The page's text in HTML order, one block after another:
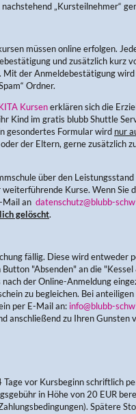
„Kursteilnehmer“
müssen online erfolgen.
und zusätzlich kurz
der Anmeldebestätigung
Ordner.
Kursenerklären sich die
Kind im gratis blubb Shuttle
gesondertes Formular wird nur
der Eltern, gerne zusätzlich
über den
Kurse. Wenn Sie
Mail an datenschutz@blubb-
gelöscht.
fällig. Diese wird entweder
"Absenden" an die
der Online-Anmeldung
zu begleichen. Bei
per E-Mail an: info@blubb-
anschließend zu Ihren Gunsten
vor Kursbeginn schriftlich
in Höhe von 20 EUR
Spätere